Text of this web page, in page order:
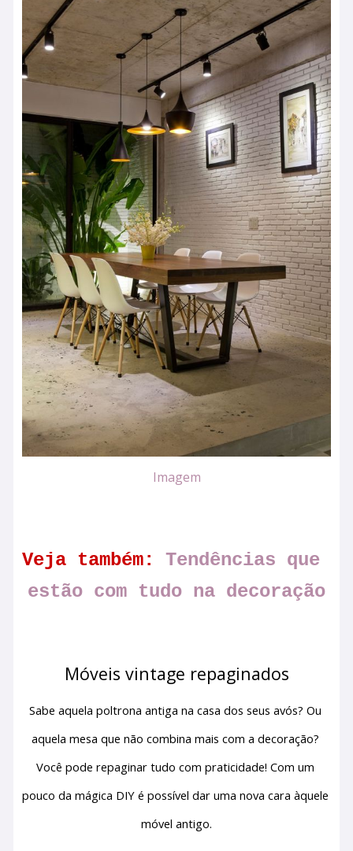
Imagem
Veja também:
Tendências que
estão com tudo na decoração
Móveis vintage repaginados
Sabe aquela poltrona antiga na casa dos seus avós? Ou
aquela mesa que não combina mais com a decoração?
Você pode repaginar tudo com praticidade! Com um
pouco da mágica DIY é possível dar uma nova cara àquele
móvel antigo.